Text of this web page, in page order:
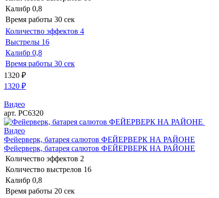
Калибр 0,8
Время работы 30 сек
Количество эффектов 4
Выстрелы 16
Калибр 0,8
Время работы 30 сек
1320 ₽
1320 ₽
Видео
арт. РС6320
Видео
Фейерверк, батарея салютов ФЕЙЕРВЕРК НА РАЙОНЕ
Фейерверк, батарея салютов ФЕЙЕРВЕРК НА РАЙОНЕ
Количество эффектов 2
Количество выстрелов 16
Калибр 0,8
Время работы 20 сек